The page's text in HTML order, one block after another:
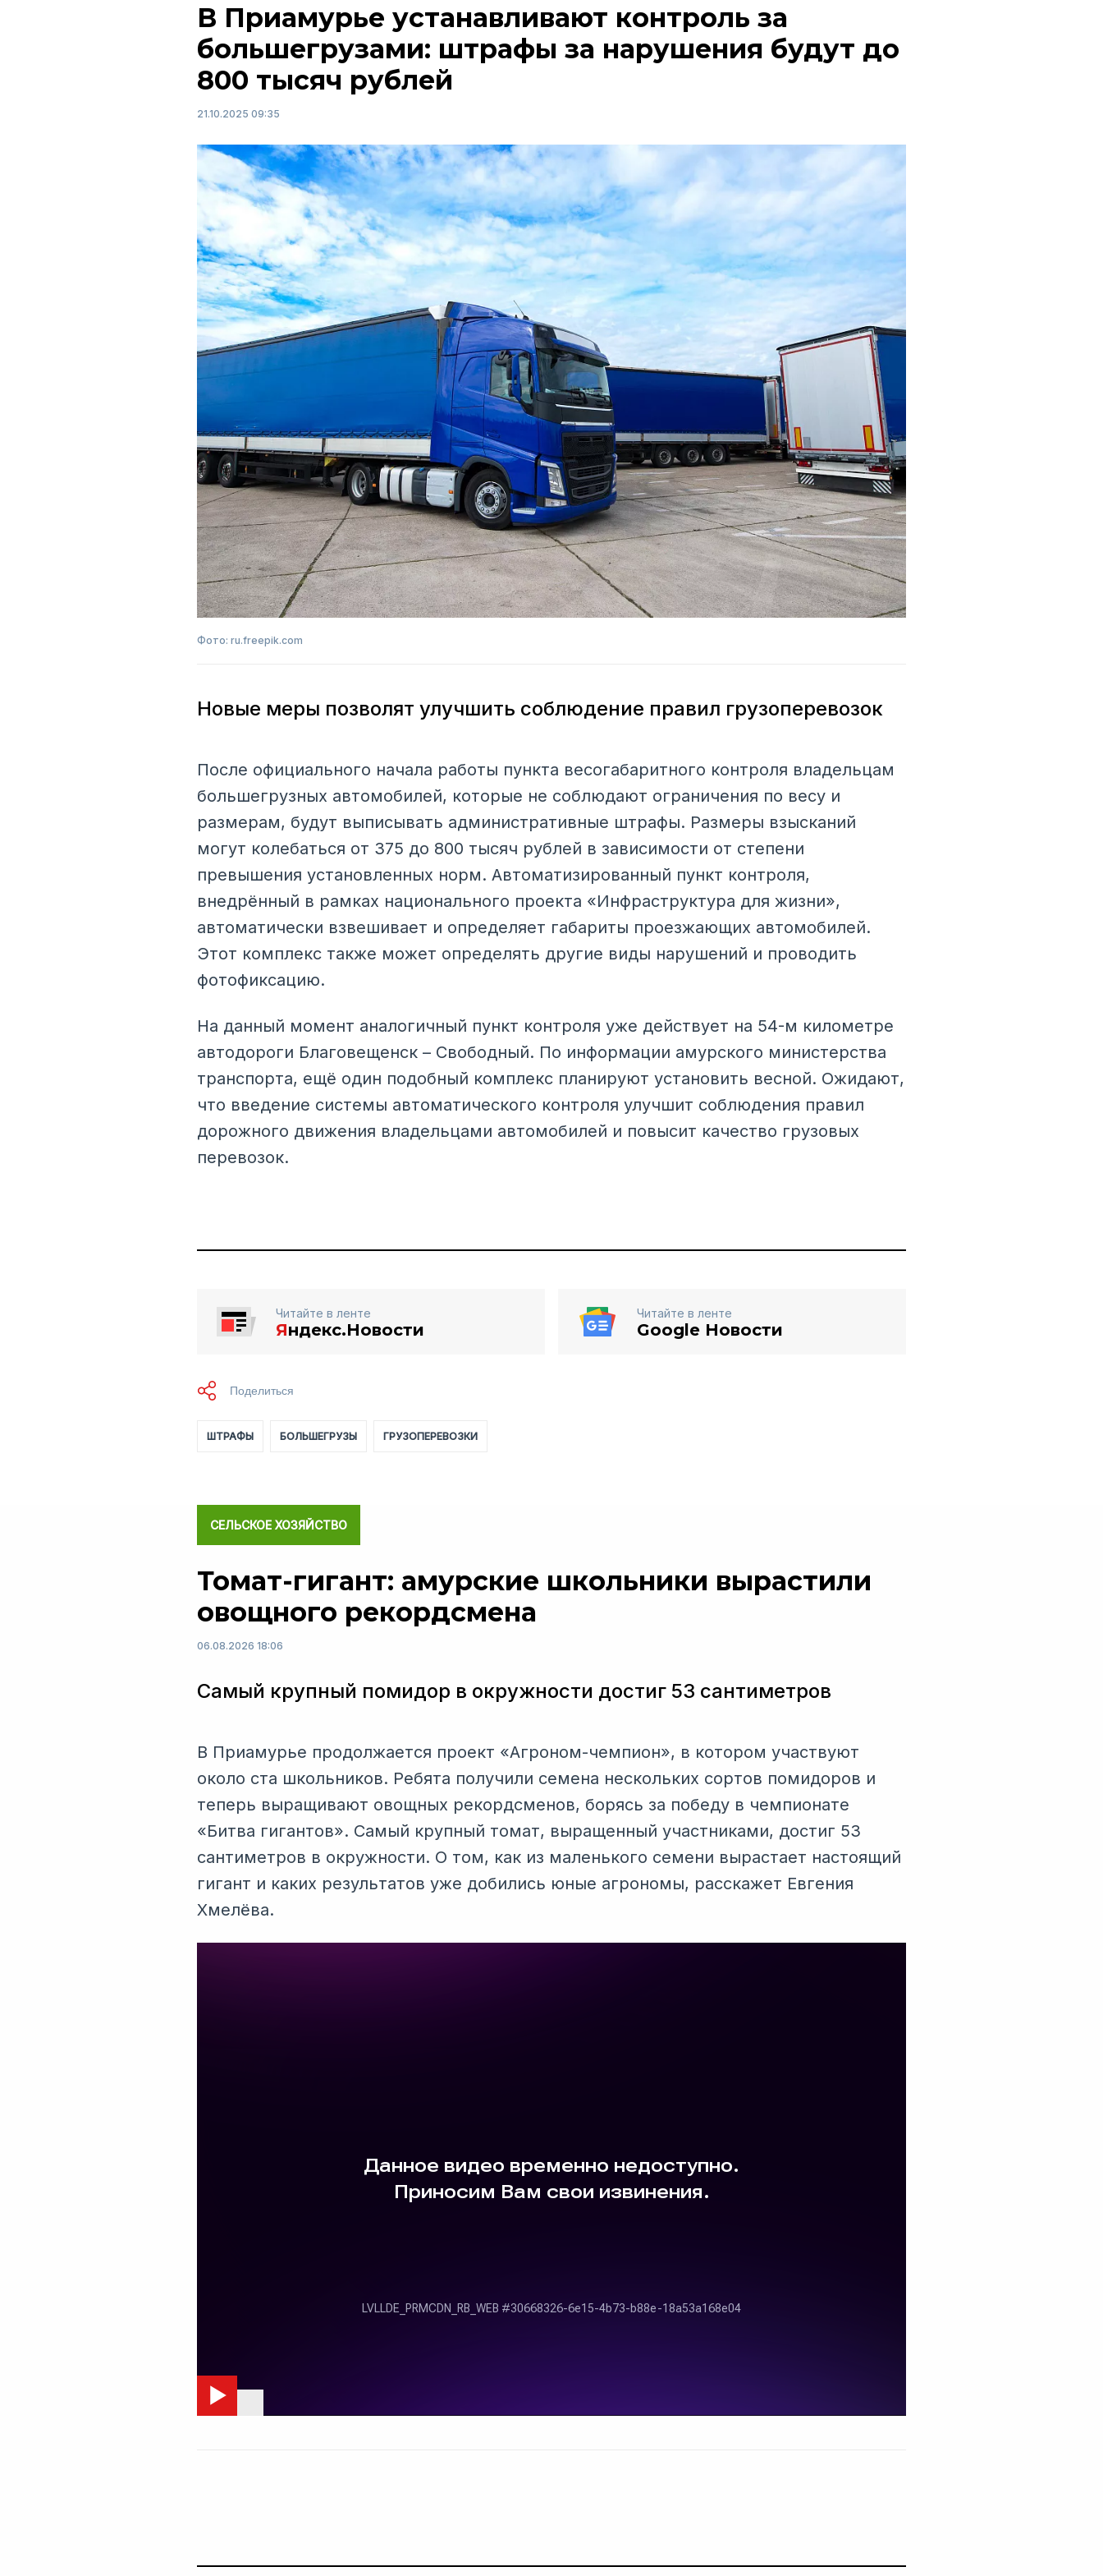
В Приамурье устанавливают контроль за
большегрузами: штрафы за нарушения будут до
800 тысяч рублей
21.10.2025 09:35
Фото: ru.freepik.com
Новые меры позволят улучшить соблюдение правил грузоперевозок
После официального начала работы пункта весогабаритного контроля владельцам
большегрузных автомобилей, которые не соблюдают ограничения по весу и
размерам, будут выписывать административные штрафы. Размеры взысканий
могут колебаться от 375 до 800 тысяч рублей в зависимости от степени
превышения установленных норм. Автоматизированный пункт контроля,
внедрённый в рамках национального проекта «Инфраструктура для жизни»,
автоматически взвешивает и определяет габариты проезжающих автомобилей.
Этот комплекс также может определять другие виды нарушений и проводить
фотофиксацию.
На данный момент аналогичный пункт контроля уже действует на 54-м километре
автодороги Благовещенск – Свободный. По информации амурского министерства
транспорта, ещё один подобный комплекс планируют установить весной. Ожидают,
что введение системы автоматического контроля улучшит соблюдения правил
дорожного движения владельцами автомобилей и повысит качество грузовых
перевозок.
Читайте в ленте
Яндекс.Новости
Читайте в ленте
Google Новости
ШТРАФЫ БОЛЬШЕГРУЗЫ ГРУЗОПЕРЕВОЗКИ
СЕЛЬСКОЕ ХОЗЯЙСТВО
Томат-гигант: амурские школьники вырастили
овощного рекордсмена
06.08.2026 18:06
Самый крупный помидор в окружности достиг 53 сантиметров
В Приамурье продолжается проект «Агроном-чемпион», в котором участвуют
около ста школьников. Ребята получили семена нескольких сортов помидоров и
теперь выращивают овощных рекордсменов, борясь за победу в чемпионате
«Битва гигантов». Самый крупный томат, выращенный участниками, достиг 53
сантиметров в окружности. О том, как из маленького семени вырастает настоящий
гигант и каких результатов уже добились юные агрономы, расскажет Евгения
Хмелёва.